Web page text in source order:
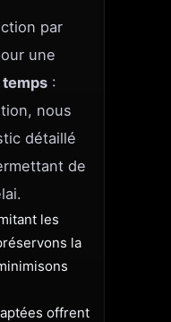
par
une
temps :
nous
détaillé
de
les
la
offrent